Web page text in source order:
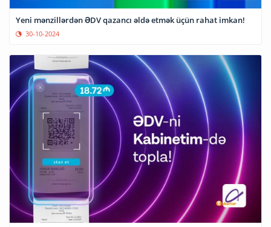
Yeni mənzillərdən ƏDV qazancı əldə etmək üçün rahat imkan!
30-10-2024